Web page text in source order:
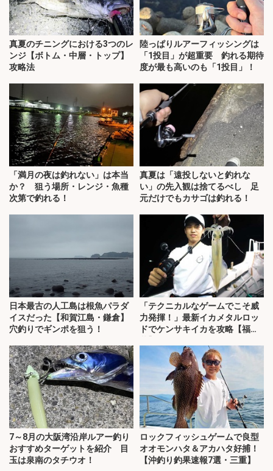
真夏のチニングにおける3つのレ
ンジ【ボトム・中層・トップ】
攻略法
陸っぱりルアーフィッシングは
「1投目」が超重要 釣れる期待
度が最も高いのも「1投目」！
「満月の夜は釣れない」は本当
か？ 狙う場所・レンジ・魚種
次第で釣れる！
真夏は「遠投しないと釣れな
い」の先入観は捨てるべし 足
元だけでもカサゴは釣れる！
日本最古の人工島は根魚パラダ
イスだった【和賀江島・鎌倉】
穴釣りでギンポを狙う！
「テクニカルなゲームでこそ威
力発揮！」最新イカメタルロッ
ドでケンサキイカを攻略【福
7～8月の大阪湾沿岸ルアー釣り
おすすめターゲットを紹介 目
玉は泉南のタチウオ！
ロックフィッシュゲームで良型
オオモンハタ＆アカハタ好捕！
【沖釣り釣果速報7選・三重】